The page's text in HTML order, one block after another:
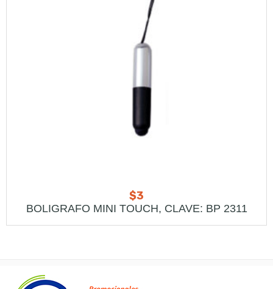
$3
BOLIGRAFO MINI TOUCH, CLAVE: BP 2311